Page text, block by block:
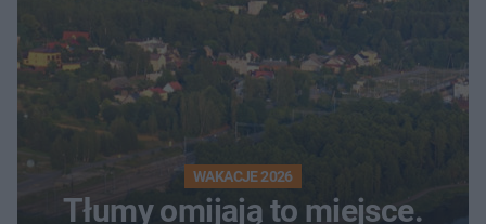
WAKACJE 2026
Tłumy omijają to miejsce.